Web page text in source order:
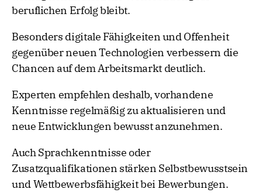
beruflichen Erfolg bleibt.
Besonders digitale Fähigkeiten und Offenheit
gegenüber neuen Technologien verbessern die
Chancen auf dem Arbeitsmarkt deutlich.
Experten empfehlen deshalb, vorhandene
Kenntnisse regelmäßig zu aktualisieren und
neue Entwicklungen bewusst anzunehmen.
Auch Sprachkenntnisse oder
Zusatzqualifikationen stärken Selbstbewusstsein
und Wettbewerbsfähigkeit bei Bewerbungen.